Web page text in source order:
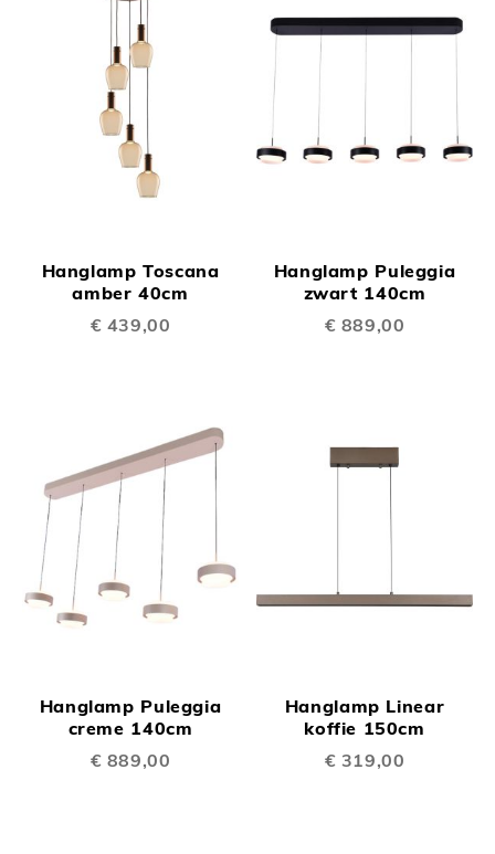
Hanglamp Toscana
amber 40cm
€ 439,00
Hanglamp Puleggia
zwart 140cm
€ 889,00
Hanglamp Puleggia
creme 140cm
€ 889,00
Hanglamp Linear
koffie 150cm
€ 319,00